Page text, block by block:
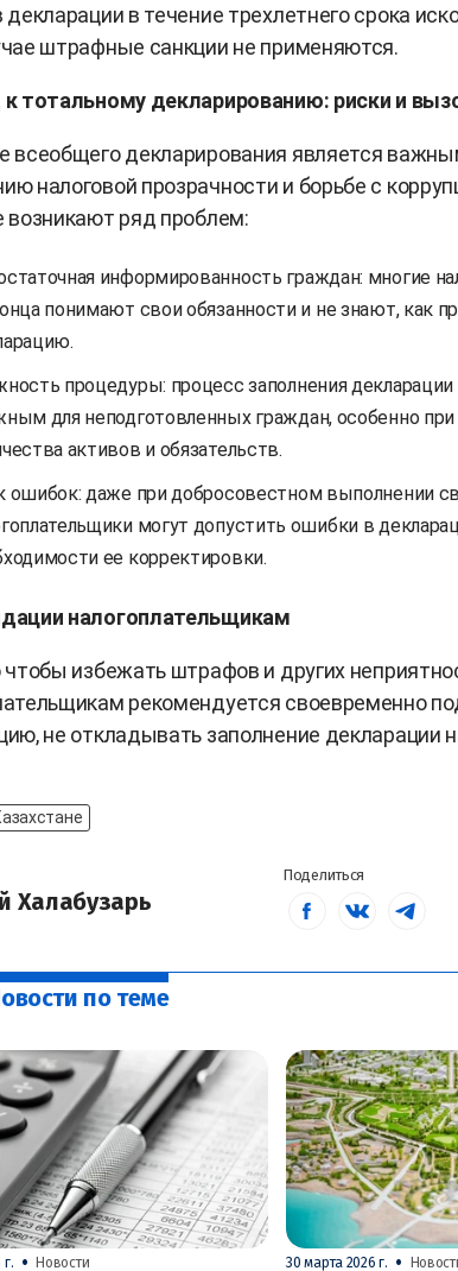
в течение трехлетнего срока
штрафные санкции не применяются.
к тотальному декларированию: риски и
всеобщего декларирования является
налоговой прозрачности и борьбе с
возникают ряд проблем:
информированность граждан: многие
понимают свои обязанности и не знают, как
процедуры: процесс заполнения
для неподготовленных граждан, особенно при
активов и обязательств.
ошибок: даже при добросовестном выполнении
могут допустить ошибки в
ее корректировки.
налогоплательщикам
чтобы избежать штрафов и других
рекомендуется своевременно
не откладывать заполнение декларации
Халабузарь
Поделиться
по теме
г. • Новости 30 марта 2026 г. •